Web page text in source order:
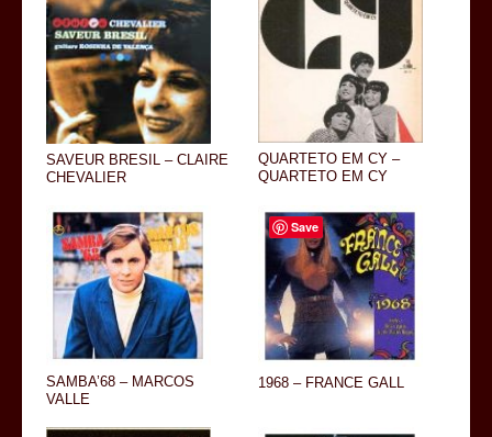
SAVEUR BRESIL – CLAIRE
CHEVALIER
QUARTETO EM CY –
QUARTETO EM CY
SAMBA’68 – MARCOS
VALLE
1968 – FRANCE GALL
Save